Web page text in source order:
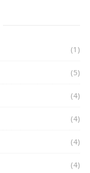
(1)
(5)
(4)
(4)
(4)
(4)